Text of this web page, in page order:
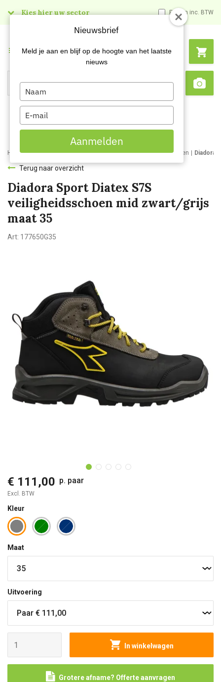
Kies hier uw sector Prijzen inc. BTW
Search
Menu
Home Webshop Werk- en veiligheidsschoenen Werkschoenen Diadora
Terug naar overzicht
Diadora Sport Diatex S7S
veiligheidsschoen mid zwart/grijs
maat 35
Art: 177650G35
€ 111,00 p. paar
Excl. BTW
Kleur
Maat
Uitvoering
In winkelwagen
Grotere afname? Offerte aanvragen
Nieuwsbrief
Meld je aan en blijf op de hoogte van het laatste
nieuws
Type
your
name
Type
your
email
Aanmelden